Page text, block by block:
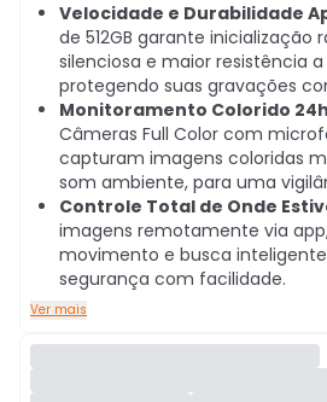
Velocidade e Durabilidade
de 512GB garante inicialização
silenciosa e maior resistência
protegendo suas gravações
Monitoramento Colorido
Câmeras Full Color com
capturam imagens coloridas
som ambiente, para uma
Controle Total de Onde
imagens remotamente via
movimento e busca
segurança com facilidade.
Ver mais